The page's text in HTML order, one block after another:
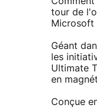
tour de
Microsoft
Géant
les
Ultimate
en
Conçue